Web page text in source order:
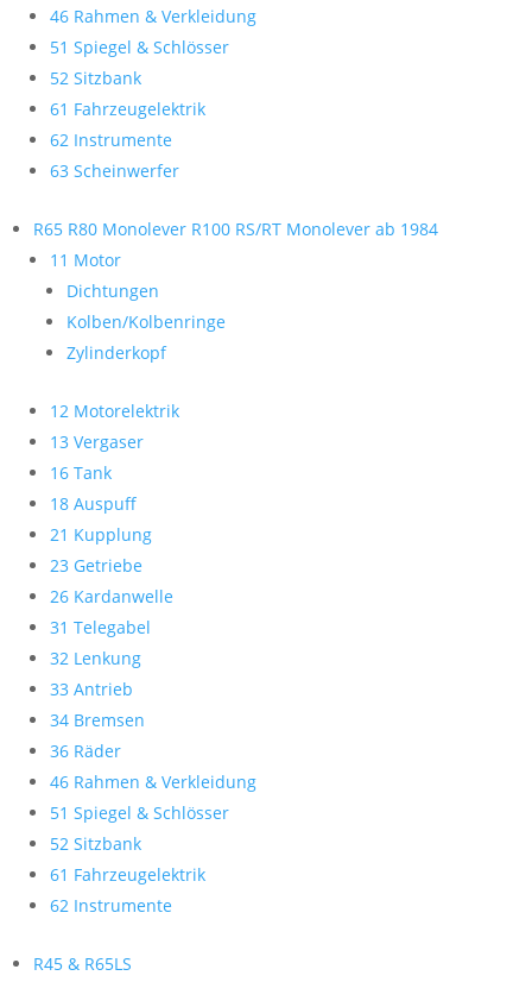
46 Rahmen & Verkleidung
51 Spiegel & Schlösser
52 Sitzbank
61 Fahrzeugelektrik
62 Instrumente
63 Scheinwerfer
R65 R80 Monolever R100 RS/RT Monolever ab 1984
11 Motor
Dichtungen
Kolben/Kolbenringe
Zylinderkopf
12 Motorelektrik
13 Vergaser
16 Tank
18 Auspuff
21 Kupplung
23 Getriebe
26 Kardanwelle
31 Telegabel
32 Lenkung
33 Antrieb
34 Bremsen
36 Räder
46 Rahmen & Verkleidung
51 Spiegel & Schlösser
52 Sitzbank
61 Fahrzeugelektrik
62 Instrumente
R45 & R65LS